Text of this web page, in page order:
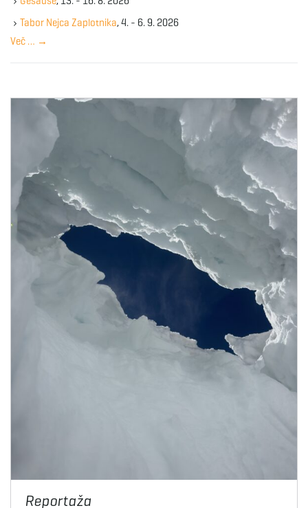
e
y
w
r
Tabor Nejca Zaplotnika, 4. - 6. 9. 2026
Več … →